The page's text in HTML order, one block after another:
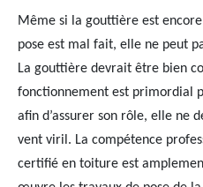
Même si la gouttière est
pose est mal fait, elle ne peut
La gouttière devrait être bien
fonctionnement est primordial
afin d’assurer son rôle, elle ne
vent viril. La compétence
certifié en toiture est